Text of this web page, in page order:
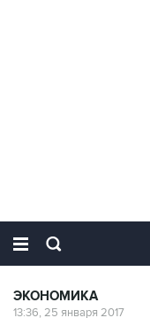
ЭКОНОМИКА
13:36, 25 января 2017